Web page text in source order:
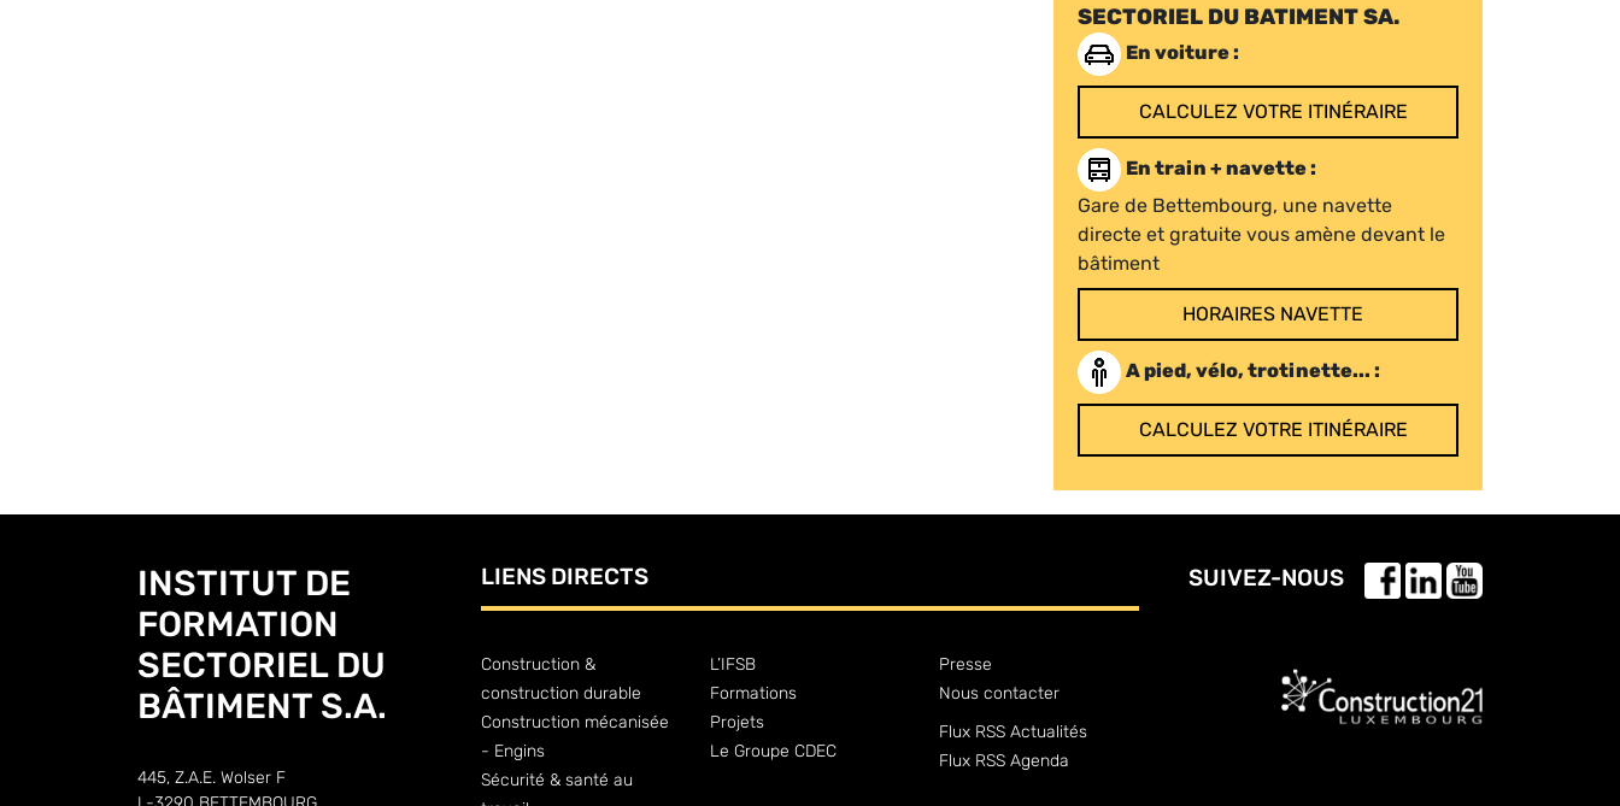
SECTORIEL DU BATIMENT SA.
En voiture :
CALCULEZ VOTRE ITINÉRAIRE
En train + navette :
Gare de Bettembourg, une navette
directe et gratuite vous amène devant le
bâtiment
HORAIRES NAVETTE
A pied, vélo, trotinette... :
CALCULEZ VOTRE ITINÉRAIRE
INSTITUT DE
FORMATION
SECTORIEL DU
BÂTIMENT S.A.
445, Z.A.E. Wolser F
LIENS DIRECTS
Construction &
construction durable
Construction mécanisée
- Engins
Sécurité & santé au
L’IFSB
Formations
Projets
Le Groupe CDEC
Presse
Nous contacter
Flux RSS Actualités
Flux RSS Agenda
SUIVEZ-NOUS